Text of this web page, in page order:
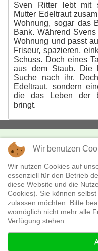
Sven Ritter lebt mit
Mutter Edeltraut
Wohnung, sogar das
Bank. Während
Wohnung und passt
Friseur, spazieren,
Schuss. Doch eines
aus dem Staub. Die
Suche nach ihr.
Edeltraut, sondern
die das Leben der
bringt.
KONTAKT
missingFILMs
Boxhagener Str. 18
10245 Berlin
Telefon:+49 - (0)30 - 28
E-Mail:
Datenschutzerklärung
Wir benutzen
Wir nutzen Cookies auf
essenziell für den Betrieb
diese Website und die
Cookies). Sie können
zulassen möchten. Bitte
womöglich nicht mehr alle
Verfügung stehen.